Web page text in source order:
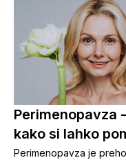
Perimenopavza
kako si lahko
Perimenopavza je